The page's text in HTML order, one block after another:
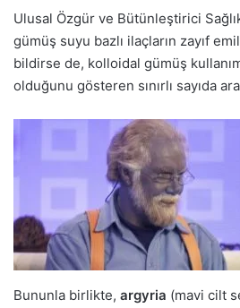
Ulusal Özgür ve Bütünleştirici
gümüş suyu bazlı ilaçların zayıf
bildirse de, kolloidal gümüş
olduğunu gösteren sınırlı sayıda
Bununla birlikte, argyria (mavi cilt